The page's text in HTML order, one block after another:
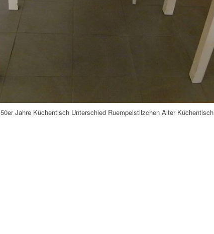
50er Jahre Küchentisch Unterschied Ruempelstilzchen Alter Küchentisch